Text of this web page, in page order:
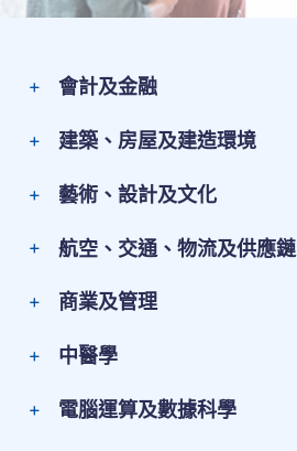
會計及金融
建築、房屋及建造環境
藝術、設計及文化
航空、交通、物流及供應鏈
商業及管理
中醫學
電腦運算及數據科學